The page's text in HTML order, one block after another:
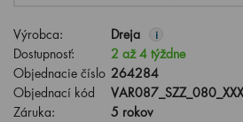
Výrobca: Dreja i
Dostupnosť:
2 až 4 týždne
Objednacie číslo 264284
Objednací kód
Záruka:
5 rokov